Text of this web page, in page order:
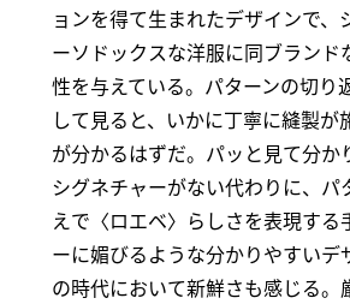
ョンを得て生まれたデザインで、
ーソドックスな洋服に同ブランド
性を与えている。パターンの切り
して見ると、いかに丁寧に縫製が
が分かるはずだ。パッと見て分か
シグネチャーがない代わりに、パ
えで〈ロエベ〉らしさを表現する
ーに媚びるような分かりやすいデ
の時代において新鮮さも感じる。